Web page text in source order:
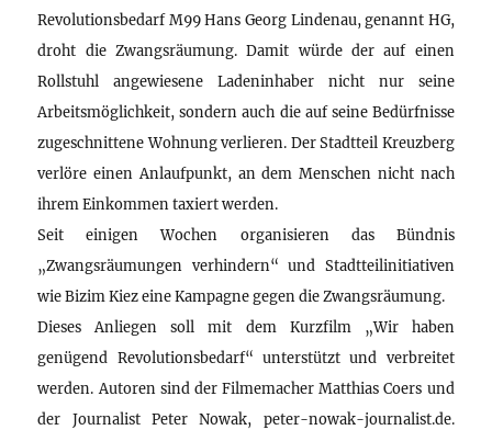
Revolutionsbedarf M99 Hans Georg Lindenau, genannt HG,
droht die Zwangsräumung. Damit würde der auf einen
Rollstuhl angewiesene Ladeninhaber nicht nur seine
Arbeitsmöglichkeit, sondern auch die auf seine Bedürfnisse
zugeschnittene Wohnung verlieren. Der Stadtteil Kreuzberg
verlöre einen Anlaufpunkt, an dem Menschen nicht nach
ihrem Einkommen taxiert werden.
Seit einigen Wochen organisieren das Bündnis
„Zwangsräumungen verhindern“ und Stadtteilinitiativen
wie Bizim Kiez eine Kampagne gegen die Zwangsräumung.
Dieses Anliegen soll mit dem Kurzfilm „Wir haben
genügend Revolutionsbedarf“ unterstützt und verbreitet
werden. Autoren sind der Filmemacher Matthias Coers und
der Journalist Peter Nowak, peter-nowak-journalist.de.